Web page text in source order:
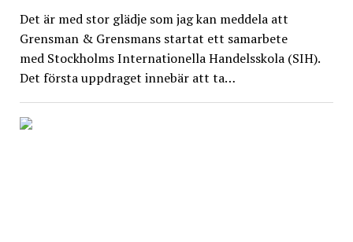
Det är med stor glädje som jag kan meddela att
Grensman & Grensmans startat ett samarbete
med Stockholms Internationella Handelsskola (SIH).
Det första uppdraget innebär att ta…